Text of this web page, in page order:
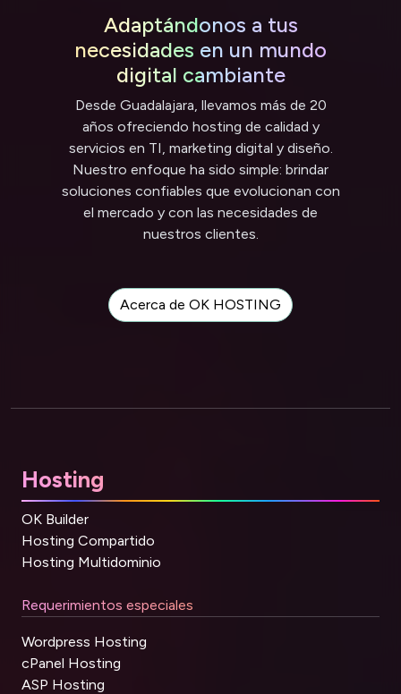
Adaptándonos a tus
necesidades en un mundo
digital cambiante
Desde Guadalajara, llevamos más de 20
años ofreciendo hosting de calidad y
servicios en TI, marketing digital y diseño.
Nuestro enfoque ha sido simple: brindar
soluciones confiables que evolucionan con
el mercado y con las necesidades de
nuestros clientes.
Acerca de OK HOSTING
Hosting
OK Builder
Hosting Compartido
Hosting Multidominio
Requerimientos especiales
Wordpress Hosting
cPanel Hosting
ASP Hosting